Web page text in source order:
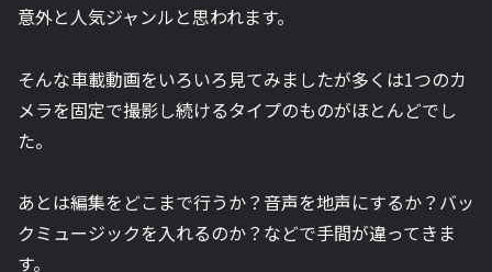
意外と人気ジャンルと思われます。
そんな車載動画をいろいろ見てみましたが多くは1つのカ
メラを固定で撮影し続けるタイプのものがほとんどでし
た。
あとは編集をどこまで行うか？音声を地声にするか？バッ
クミュージックを入れるのか？などで手間が違ってきま
す。